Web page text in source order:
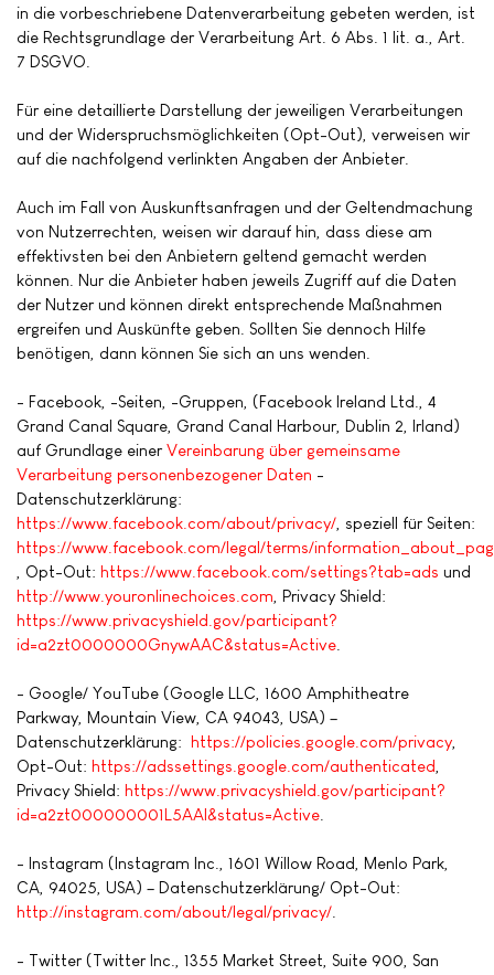
in die vorbeschriebene Datenverarbeitung gebeten werden, ist
die Rechtsgrundlage der Verarbeitung Art. 6 Abs. 1 lit. a., Art.
7 DSGVO.
Für eine detaillierte Darstellung der jeweiligen Verarbeitungen
und der Widerspruchsmöglichkeiten (Opt-Out), verweisen wir
auf die nachfolgend verlinkten Angaben der Anbieter.
Auch im Fall von Auskunftsanfragen und der Geltendmachung
von Nutzerrechten, weisen wir darauf hin, dass diese am
effektivsten bei den Anbietern geltend gemacht werden
können. Nur die Anbieter haben jeweils Zugriff auf die Daten
der Nutzer und können direkt entsprechende Maßnahmen
ergreifen und Auskünfte geben. Sollten Sie dennoch Hilfe
benötigen, dann können Sie sich an uns wenden.
- Facebook, -Seiten, -Gruppen, (Facebook Ireland Ltd., 4
Grand Canal Square, Grand Canal Harbour, Dublin 2, Irland)
auf Grundlage einer Vereinbarung über gemeinsame
Verarbeitung personenbezogener Daten -
Datenschutzerklärung:
https://www.facebook.com/about/privacy/ , speziell für Seiten:
https://www.facebook.com/legal/terms/
, Opt-Out: https://www.facebook.com/settings?tab=ads und
http://www.youronlinechoices.com , Privacy Shield:
https://www.privacyshield.gov/participant?
id=a2zt0000000GnywAAC&status=Active
- Google/ YouTube (Google LLC, 1600 Amphitheatre
Parkway, Mountain View, CA 94043, USA) –
Datenschutzerklärung: https://policies.google.com/privacy
Opt-Out: https://adssettings.google.com/authenticated
Privacy Shield: https://www.privacyshield.gov/participant?
id=a2zt000000001L5AAI&status=Active
- Instagram (Instagram Inc., 1601 Willow Road, Menlo Park,
CA, 94025, USA) – Datenschutzerklärung/ Opt-Out:
http://instagram.com/about/legal/privacy/
- Twitter (Twitter Inc., 1355 Market Street, Suite 900, San